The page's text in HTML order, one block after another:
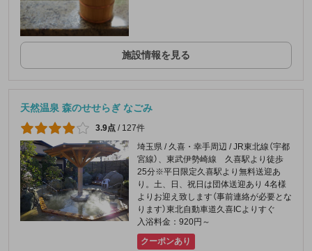
施設情報を見る
天然温泉 森のせせらぎ なごみ
3.9点 / 127件
埼玉県 / 久喜・幸手周辺 / JR東北線（宇都
宮線）、東武伊勢崎線 久喜駅より徒歩
25分※平日限定久喜駅より無料送迎あ
り。土、日、祝日は団体送迎あり 4名様
よりお迎え致します（事前連絡が必要とな
ります）東北自動車道久喜ICよりすぐ
入浴料金：920円～
クーポンあり